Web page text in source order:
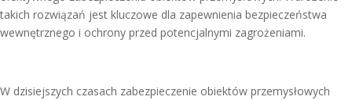
takich rozwiązań jest kluczowe dla zapewnienia bezpieczeństwa
wewnętrznego i ochrony przed potencjalnymi zagrożeniami.
W dzisiejszych czasach zabezpieczenie obiektów przemysłowych